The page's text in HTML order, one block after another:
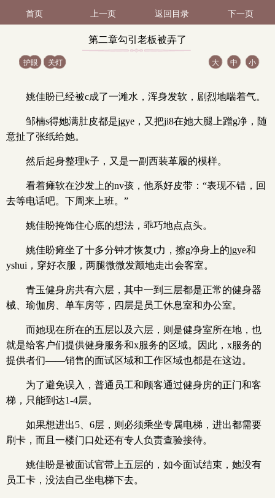
首页 上一页 返回目录 下一页
第二章勾引老板被弄了
/ 7）
护眼 关灯 大 中 小
姚佳盼已经被c成了一滩水，浑身发软，剧烈地喘着气。
邹楠s得她满肚皮都是jgye，又把ji8在她大腿上蹭g净，随
意扯了张纸给她。
然后起身整理k子，又是一副西装革履的模样。
看着瘫软在沙发上的nv孩，他系好皮带：“表现不错，回
去等电话吧。下周来上班。”
姚佳盼掩饰住心底的想法，乖巧地点点头。
姚佳盼瘫坐了十多分钟才恢复t力，擦g净身上的jgye和
yshui，穿好衣服，两腿微微发颤地走出会客室。
青玉健身房共有六层，其中一到三层都是正常的健身器
械、瑜伽房、单车房等，四层是员工休息室和办公室。
而她现在所在的五层以及六层，则是健身室所在地，也
就是给客户们提供健身服务和x服务的区域。因此，x服务的
提供者们——销售的面试区域和工作区域也都是在这边。
为了避免误入，普通员工和顾客通过健身房的正门和客
梯，只能到达1-4层。
如果想进出5、6层，则必须乘坐专属电梯，进出都需要
刷卡，而且一楼门口处还有专人负责查验接待。
姚佳盼是被面试官带上五层的，如今面试结束，她没有
员工卡，没法自己坐电梯下去。